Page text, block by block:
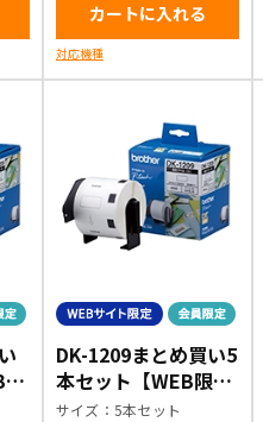
カートに入れる
対応機種
限
DK-1209まとめ買い5
本セット【WEB限定
商品】
サイズ：5本セット